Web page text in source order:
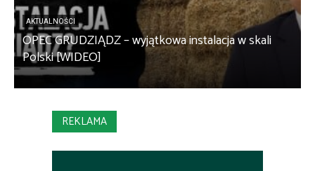
AKTUALNOŚCI
OPEC GRUDZIĄDZ – wyjątkowa instalacja w skali
Polski [WIDEO]
REKLAMA